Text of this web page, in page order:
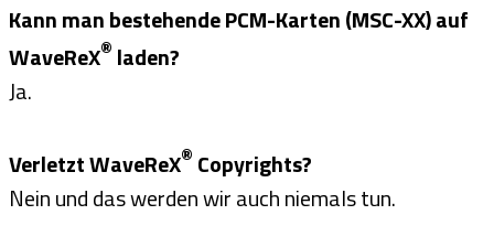
Kann man bestehende PCM-Karten (MSC-XX) auf
WaveReX® laden?
Ja.
Verletzt WaveReX® Copyrights?
Nein und das werden wir auch niemals tun.